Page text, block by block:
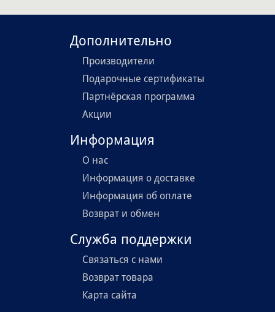
Дополнительно
Производители
Подарочные сертификаты
Партнёрская программа
Акции
Информация
О нас
Информация о доставке
Информация об оплате
Возврат и обмен
Служба поддержки
Связаться с нами
Возврат товара
Карта сайта